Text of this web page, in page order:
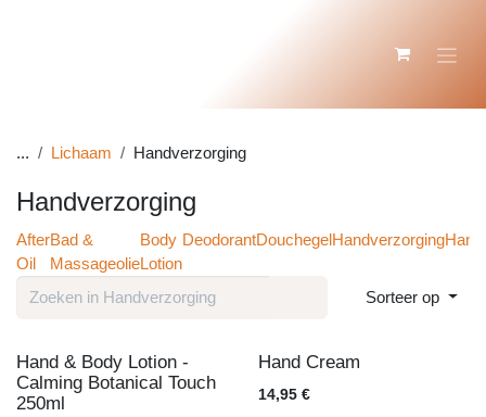
... Lichaam Handverzorging
Handverzorging
After
Oil
Bad &
Massageolie
Body
Lotion
DeodorantDouchegel
Sorteer op
Hand & Body Lotion -
Calming Botanical
Touch 250ml
Hand Cream
14,95 €